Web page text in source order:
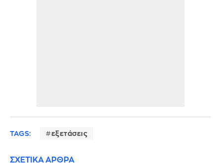
TAGS: εξετάσεις
ΣΧΕΤΙΚΑ ΑΡΘΡΑ